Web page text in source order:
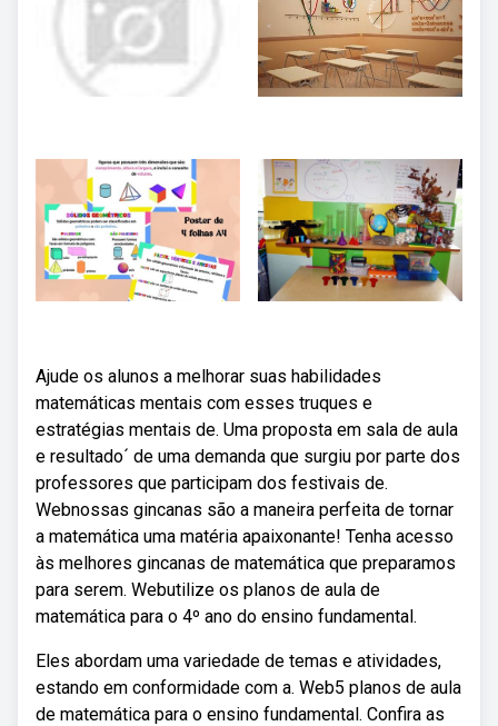
Ajude os alunos a melhorar suas habilidades
matemáticas mentais com esses truques e
estratégias mentais de. Uma proposta em sala de aula
e resultado´ de uma demanda que surgiu por parte dos
professores que participam dos festivais de.
Webnossas gincanas são a maneira perfeita de tornar
a matemática uma matéria apaixonante! Tenha acesso
às melhores gincanas de matemática que preparamos
para serem. Webutilize os planos de aula de
matemática para o 4º ano do ensino fundamental.
Eles abordam uma variedade de temas e atividades,
estando em conformidade com a. Web5 planos de aula
de matemática para o ensino fundamental. Confira as